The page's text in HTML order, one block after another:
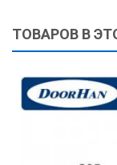
ТОВАРОВ В